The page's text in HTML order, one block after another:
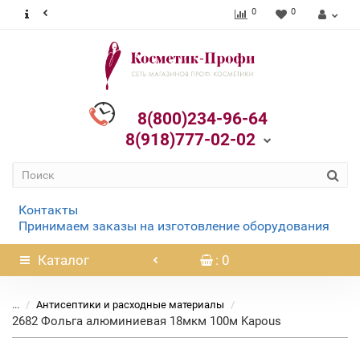
0 0
8(800)234-96-64
8(918)777-02-02
Контакты
Принимаем заказы на изготовление оборудования
Каталог : 0
... Антисептики и расходные материалы
2682 Фольга алюминиевая 18мкм 100м Kapous